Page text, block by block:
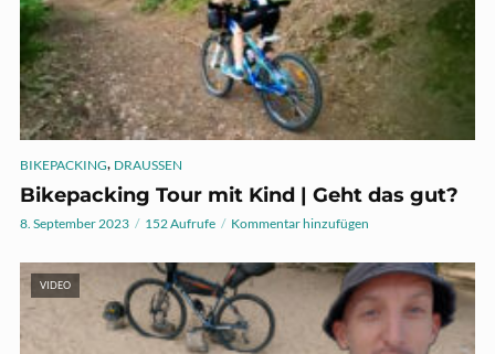
BIKEPACKING, DRAUSSEN
Bikepacking Tour mit Kind | Geht das gut?
8. September 2023 152 Aufrufe Kommentar hinzufügen
VIDEO